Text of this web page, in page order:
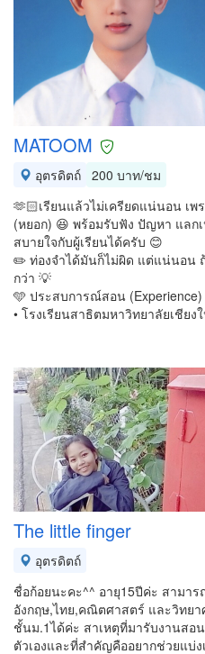
MATOOM
อุตรดิตถ์ 200 บาท/ชม
🫶🏻เรียนแล้วไม่เครียดแน่นอน เพ
(หยอก) 😆 พร้อมรับฟัง ปัญหา แล
สบายใจกับผู้เรียนได้ครับ 😊
✏️ ท่องจำได้มันก็ไม่ผิด แต่แน่นอน ถ้
กว่า 💡
🩵 ประสบการณ์สอน
• โรงเรียนสาธิตมหาวิทยาลัยเชีย
The little finger
อุตรดิตถ์
ชื่อก้อยนะคะ^^ อายุ15ปีค่ะ สามา
อังกฤษ,ไทย,คณิตศาสตร์ และวิทย
ชั้นม.1ได้ค่ะ สาเหตุที่มารับงานสอ
ตัวเองและที่สำคัญคืออยากช่วยแบ่